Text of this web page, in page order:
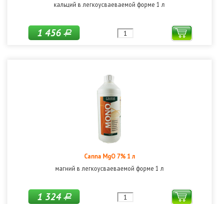
кальций в легкоусваеваемой форме 1 л
1 456Р
Canna MgO 7% 1 л
магний в легкоусваеваемой форме 1 л
1 324Р